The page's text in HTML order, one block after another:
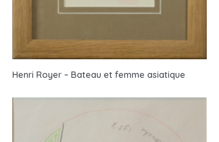
Henri Royer – Bateau et femme asiatique